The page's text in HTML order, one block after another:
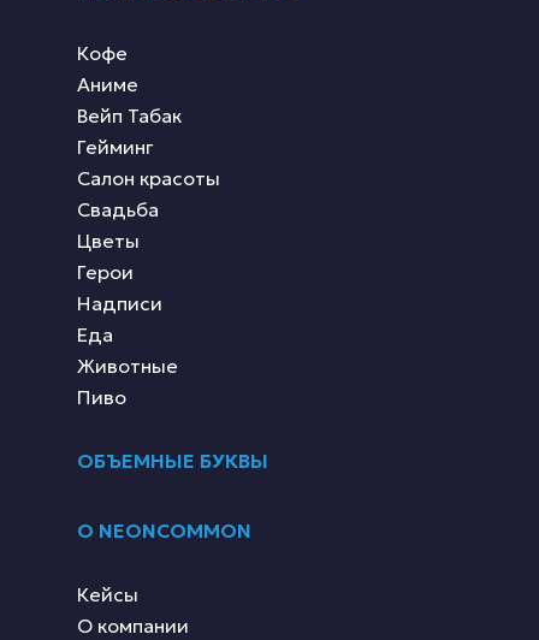
О NEONCOMMON
ОБЪЕМНЫЕ БУКВЫ
Кофе
Аниме
Вейп Табак
Гейминг
О компании
Кейсы
Салон красоты
Свадьба
Цветы
Герои
Надписи
Еда
Животные
Пиво